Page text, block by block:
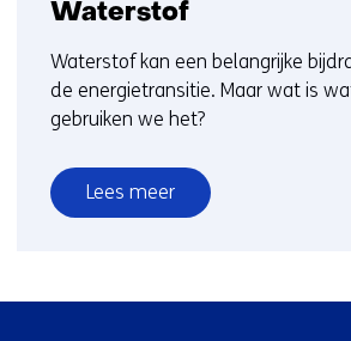
Waterstof
Waterstof kan een belangrijke
de energietransitie. Maar wat is
gebruiken we het?
Lees meer
over